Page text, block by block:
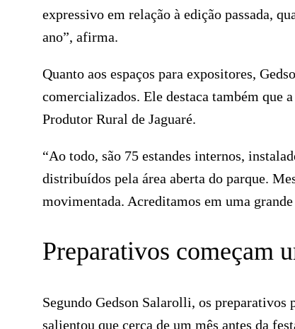
expressivo em relação à edição passada,
ano”, afirma.
Quanto aos espaços para expositores,
comercializados. Ele destaca também que
Produtor Rural de Jaguaré.
“Ao todo, são 75 estandes internos,
distribuídos pela área aberta do parque.
movimentada. Acreditamos em uma
Preparativos começam
Segundo Gedson Salarolli, os preparativos
salientou que cerca de um mês antes da